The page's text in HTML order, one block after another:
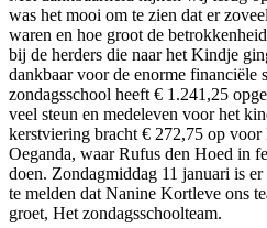
was het mooi om te zien dat er
waren en hoe groot de
bij de herders die naar het Kindje
dankbaar voor de enorme financiële
zondagsschool heeft € 1.241,25
veel steun en medeleven voor het
kerstviering bracht € 272,75 op voor
Oeganda, waar Rufus den Hoed in
doen. Zondagmiddag 11 januari is
te melden dat Nanine Kortleve ons
groet, Het zondagsschoolteam.